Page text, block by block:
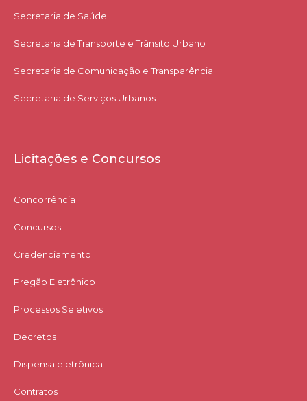
Secretaria de Saúde
Secretaria de Transporte e Trânsito Urbano
Secretaria de Comunicação e Transparência
Secretaria de Serviços Urbanos
Licitações e Concursos
Concorrência
Concursos
Credenciamento
Pregão Eletrônico
Processos Seletivos
Decretos
Dispensa eletrônica
Contratos